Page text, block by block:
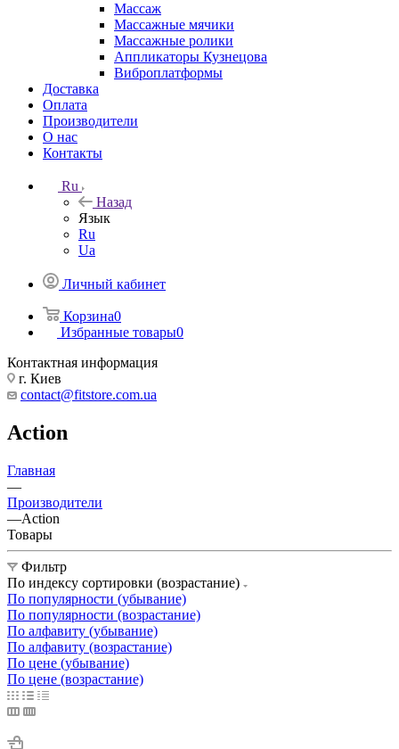
Массаж
Массажные мячики
Массажные ролики
Аппликаторы Кузнецова
Виброплатформы
Доставка
Оплата
Производители
О нас
Контакты
Ru
Назад
Язык
Ru
Ua
Личный кабинет
Корзина0
Избранные товары0
Контактная информация
г. Киев
contact@fitstore.com.ua
Action
Главная
—
Производители
—Action
Товары
Фильтр
По индексу сортировки (возрастание)
По популярности (убывание)
По популярности (возрастание)
По алфавиту (убывание)
По алфавиту (возрастание)
По цене (убывание)
По цене (возрастание)